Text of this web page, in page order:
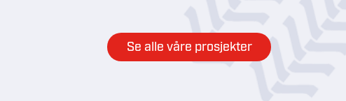
Se alle våre prosjekter